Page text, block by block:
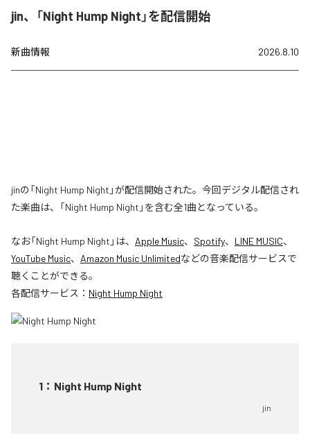
jin、「Night Hump Night」を配信開始
新曲情報 2026.8.10
jinの「Night Hump Night」が配信開始された。今回デジタル配信され
た楽曲は、「Night Hump Night」を含む全1曲となっている。
なお「Night Hump Night 」は、 Apple Music、 Spotify、 LINE MUSIC、
YouTube Music、 Amazon Music Unlimitedなどの音楽配信サービスで
聴くことができる。
各配信サービス： Night Hump Night
1 ： Night Hump Night
jin